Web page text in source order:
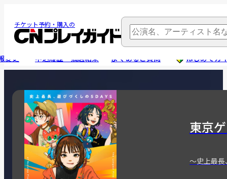
チケット予約・購入の
変更 申込履歴・抽選結果 よくあるご質問 はじめてガ
東京
～史上最長